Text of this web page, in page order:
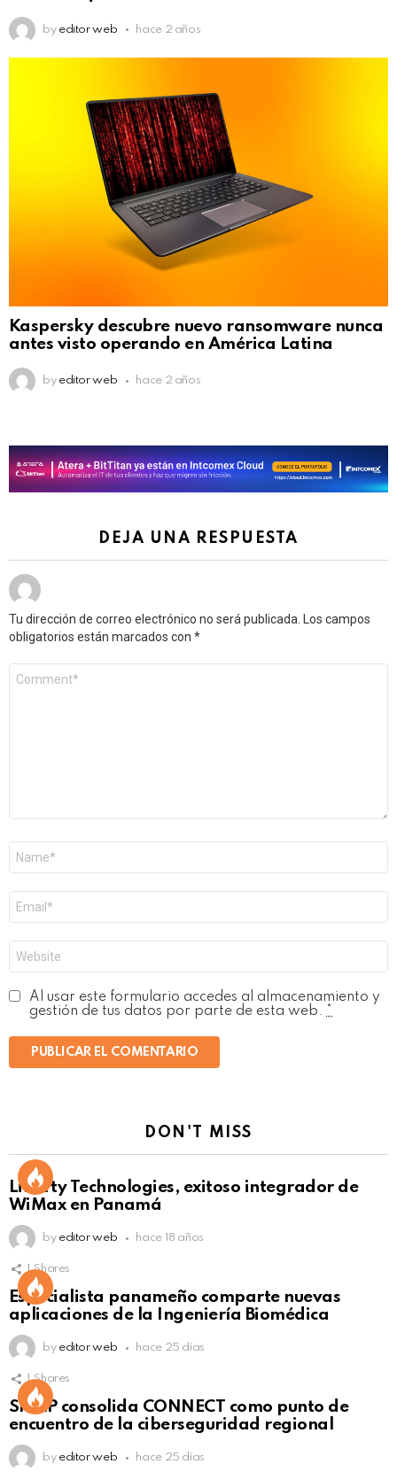
by editor web hace 2 años
Kaspersky descubre nuevo ransomware nunca
antes visto operando en América Latina
by editor web hace 2 años
DEJA UNA RESPUESTA
Tu dirección de correo electrónico no será publicada.
Los campos
obligatorios están marcados con *
electrónico
*
Al usar este formulario accedes al almacenamiento y
gestión de tus datos por parte de esta web.
DON'T MISS
Liberty Technologies, exitoso integrador de
WiMax en Panamá
by editor web hace 18 años
Not Safe For Work
Click to view this post
1 Shares
Especialista panameño comparte nuevas
aplicaciones de la Ingeniería Biomédica
by editor web hace 25 días
Not Safe For Work
Click to view this post
1 Shares
SISAP consolida CONNECT como punto de
encuentro de la ciberseguridad regional
by editor web hace 25 días